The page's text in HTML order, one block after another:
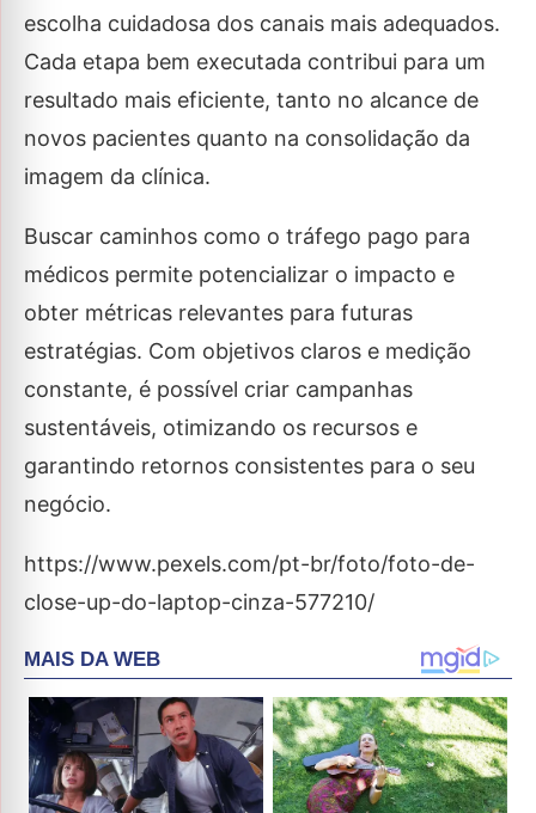
escolha cuidadosa dos canais mais adequados.
Cada etapa bem executada contribui para um
resultado mais eficiente, tanto no alcance de
novos pacientes quanto na consolidação da
imagem da clínica.
Buscar caminhos como o tráfego pago para
médicos permite potencializar o impacto e
obter métricas relevantes para futuras
estratégias. Com objetivos claros e medição
constante, é possível criar campanhas
sustentáveis, otimizando os recursos e
garantindo retornos consistentes para o seu
negócio.
https://www.pexels.com/pt-br/foto/foto-de-
close-up-do-laptop-cinza-577210/